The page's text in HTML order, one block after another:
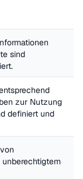
sind
zur Nutzung
definiert und